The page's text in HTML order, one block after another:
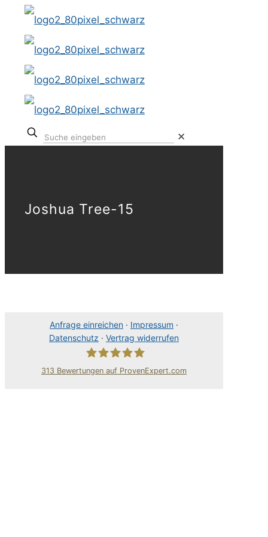
✕
Joshua Tree-15
Anfrage einreichen · Impressum ·
Datenschutz · Vertrag widerrufen
313 Bewertungen auf ProvenExpert.com